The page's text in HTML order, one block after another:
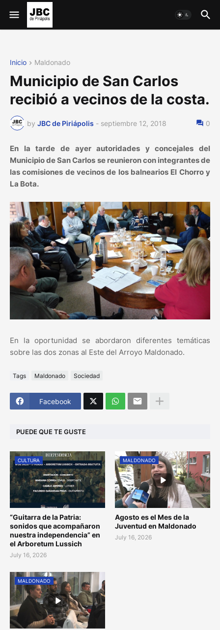
Inicio Maldonado
Municipio de San Carlos
recibió a vecinos de la costa.
by JBC de Piriápolis - septiembre 12, 2018 0
En la tarde de ayer autoridades y concejales del
Municipio de San Carlos se reunieron con integrantes de
las comisiones de vecinos de los balnearios El Chorro y
La Bota.
En la oportunidad se abordaron diferentes temáticas
sobre las dos zonas al Este del Arroyo Maldonado.
Tags Maldonado Sociedad
Facebook
PUEDE QUE TE GUSTE
CULTURA
“Guitarra de la Patria:
sonidos que acompañaron
nuestra independencia” en
el Arboretum Lussich
July 16, 2026
MALDONADO
Agosto es el Mes de la
Juventud en Maldonado
July 16, 2026
MALDONADO